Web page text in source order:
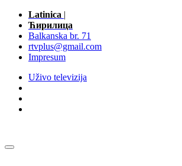
Latinica |
Ћирилица
Balkanska br. 71
rtvplus@gmail.com
Impresum
Uživo televizija